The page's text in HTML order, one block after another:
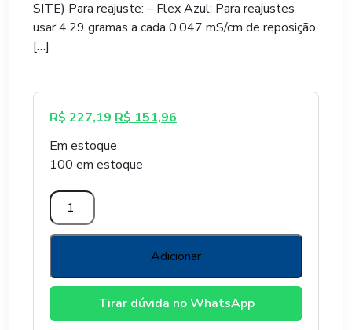
R$ 227,19.R$
SITE) Para reajuste: – Flex Azul: Para reajustes
usar 4,29 gramas a cada 0,047 mS/cm de reposição
[…]
R$227,19 O
original
era:
R$ 151,96
Em estoque
100 em estoque
FERTILIZANTE
FLEX
AZUL/
12,5KG
-
PLANTPAR
Adicionar
Tirar dúvida no WhatsApp